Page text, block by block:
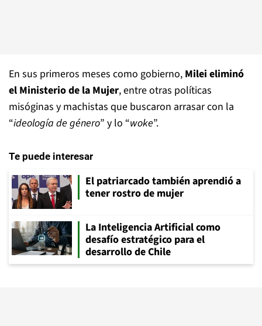
En sus primeros meses como gobierno, Milei eliminó
el Ministerio de la Mujer, entre otras políticas
misóginas y machistas que buscaron arrasar con la
“ideología de género” y lo “woke”.
Te puede interesar
El patriarcado también aprendió a
tener rostro de mujer
La Inteligencia Artificial como
desafío estratégico para el
desarrollo de Chile